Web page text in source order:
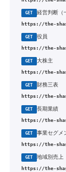
GET 経営判断（
https://the-
GET 役員
https://the-
GET 大株主
https://the-
GET 財務三表
https://the-
GET 長期業績
https://the-
GET 事業セグメ
https://the-
GET 地域別売上
https://the-